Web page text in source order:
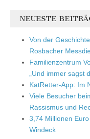
NEUESTE
Von der
Rosbacher
Familienzentrum
„Und immer sagst
KatRetter-App: Im
Viele Besucher
Rassismus und
3,74 Millionen
Windeck